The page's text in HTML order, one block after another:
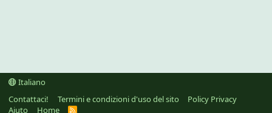
Italiano
Contattaci!
Termini e condizioni d'uso del sito
Policy Privacy
Aiuto
Home R